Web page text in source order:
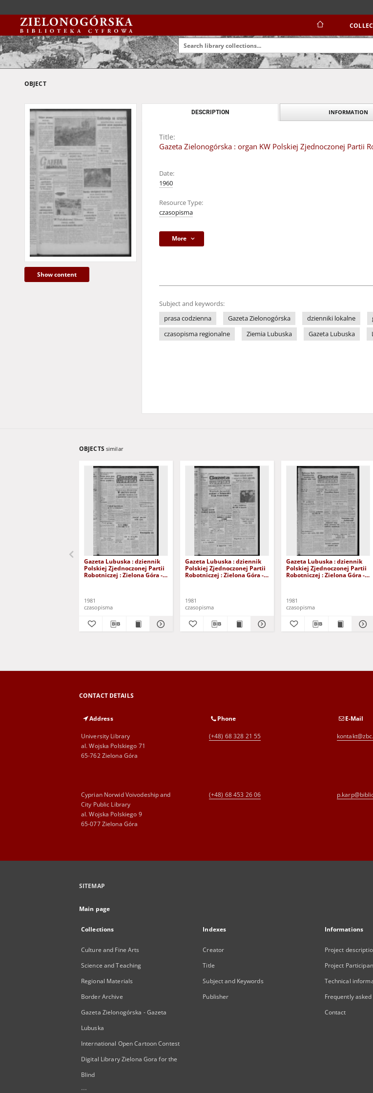
OBJECT
Show content
DESCRIPTION INFORMATION
Title:
Gazeta Zielonogórska : organ KW Polskiej Zjednoczonej Partii
Date:
1960
Resource Type:
czasopisma
More
Subject and keywords:
prasa codzienna
Gazeta Zielonogórska dzienniki lokalne
czasopisma regionalne
Ziemia Lubuska Gazeta Lubuska
OBJECTS similar
Gazeta Lubuska : dziennik
Polskiej Zjednoczonej Partii
Robotniczej : Zielona Góra -
1981
czasopisma
Gazeta Lubuska : dziennik
Polskiej Zjednoczonej Partii
Robotniczej : Zielona Góra -
1981
czasopisma
Gazeta Lubuska : dziennik
Polskiej Zjednoczonej Partii
Robotniczej : Zielona Góra -
1981
czasopisma
CONTACT DETAILS
Address
University Library
al. Wojska Polskiego 71
65-762 Zielona Góra
Phone
(+48) 68 328 21 55
E-Mail
Cyprian Norwid Voivodeship and
City Public Library
al. Wojska Polskiego 9
65-077 Zielona Góra
(+48) 68 453 26 06
SITEMAP
Main page
Collections
Culture and Fine Arts
Science and Teaching
Regional Materials
Border Archive
Gazeta Zielonogórska - Gazeta
Lubuska
International Open Cartoon Contest
Digital Library Zielona Gora for the
Blind
...
Indexes
Creator
Title
Subject and Keywords
Publisher
Informations
Project
Project
Technical
Frequently
Contact